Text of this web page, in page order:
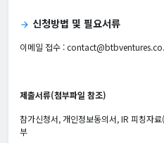
arrow_forward 신청방법 및 필요서류
이메일 접수 :
제출서류(첨부파일 참조)
참가신청서, 개인정보동의서, IR 피칭자
부